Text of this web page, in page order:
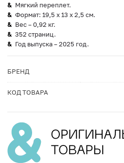
Мягкий переплет.
Формат: 19,5 х 13 х 2,5 см.
Вес – 0,92 кг.
352 страниц.
Год выпуска – 2025 год.
БРЕНД
КОД ТОВАРА